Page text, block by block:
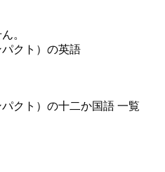
。
クト）の英語
クト）の十二か国語 一覧